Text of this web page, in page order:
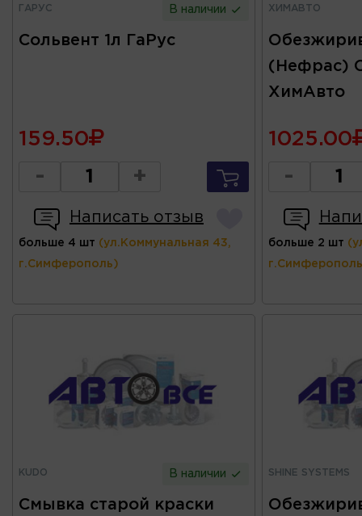
ГАРУС В наличии
Сольвент 1л ГаРус
159.50
- +
Написать отзыв
больше 4 шт (ул.Коммунальная 43,
г.Симферополь)
ХИМАВТО
(Нефрас)
ХимАвто
1025.00
-
больше 2 шт
KUDO В наличии
Смывка старой краски
SHINE SYSTEMS